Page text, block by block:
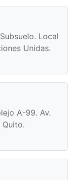
Local
Unidas.
A-99. Av.
Quito.